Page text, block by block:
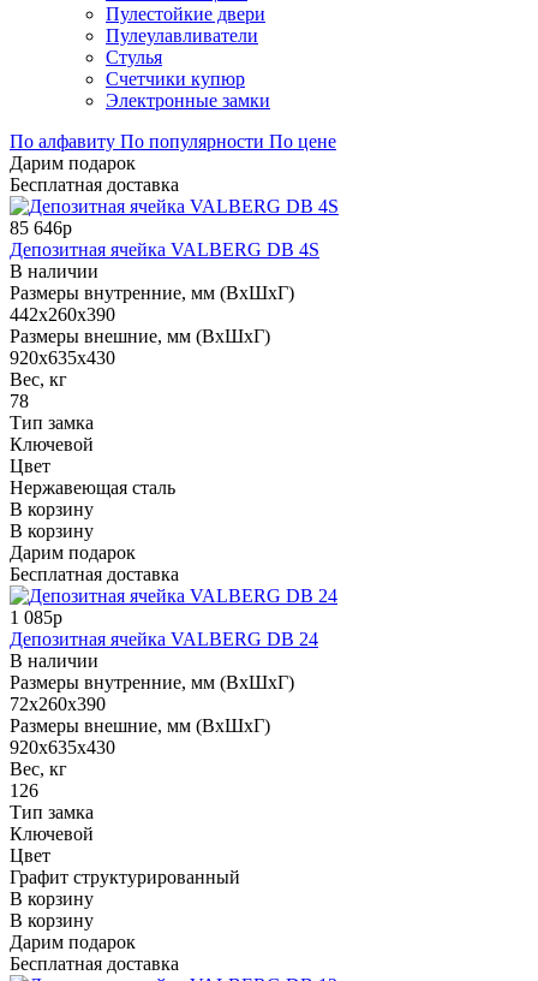
Пулестойкие двери
Пулеулавливатели
Стулья
Счетчики купюр
Электронные замки
По алфавиту По популярности По цене
Дарим подарок
Бесплатная доставка
85 646р
Депозитная ячейка VALBERG DB 4S
В наличии
Размеры внутренние, мм (ВхШхГ)
442x260x390
Размеры внешние, мм (ВхШхГ)
920x635x430
Вес, кг
78
Тип замка
Ключевой
Цвет
Нержавеющая сталь
В корзину
В корзину
Дарим подарок
Бесплатная доставка
1 085р
Депозитная ячейка VALBERG DB 24
В наличии
Размеры внутренние, мм (ВхШхГ)
72x260x390
Размеры внешние, мм (ВхШхГ)
920x635x430
Вес, кг
126
Тип замка
Ключевой
Цвет
Графит структурированный
В корзину
В корзину
Дарим подарок
Бесплатная доставка